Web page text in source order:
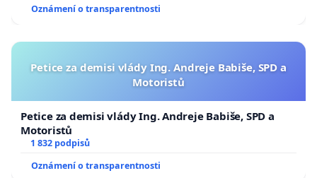
Oznámení o transparentnosti
Petice za demisi vlády Ing. Andreje Babiše, SPD a
Motoristů
Petice za demisi vlády Ing. Andreje Babiše, SPD a
Motoristů
1 832 podpisů
Oznámení o transparentnosti